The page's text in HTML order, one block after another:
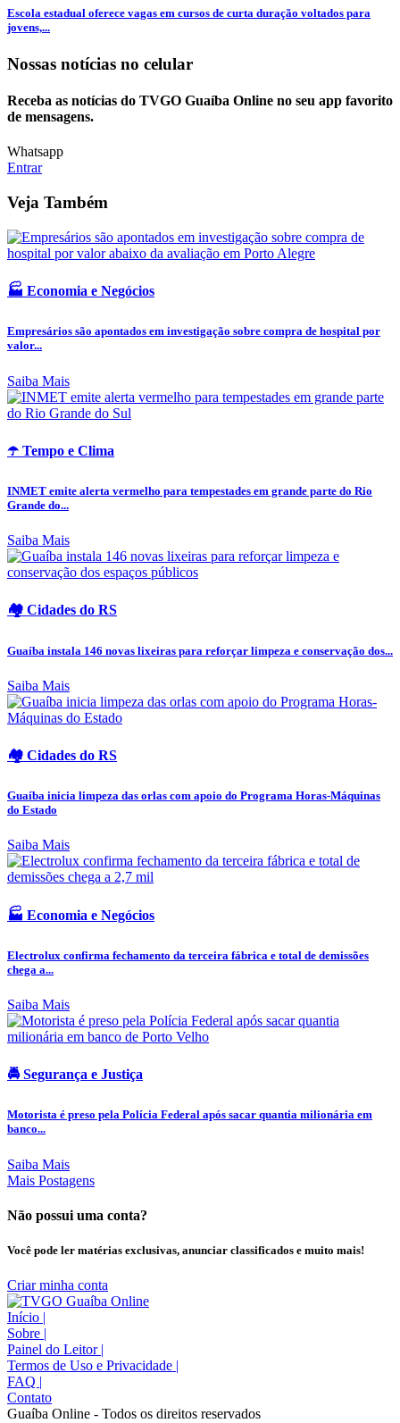
Escola estadual oferece vagas em cursos de curta duração voltados para
jovens,...
Nossas notícias no celular
Receba as notícias do TVGO Guaíba Online no seu app favorito
de mensagens.
Whatsapp
Entrar
Veja Também
🏭 Economia e Negócios
Empresários são apontados em investigação sobre compra de hospital por
valor...
Saiba Mais
☂️ Tempo e Clima
INMET emite alerta vermelho para tempestades em grande parte do Rio
Grande do...
Saiba Mais
🏘️ Cidades do RS
Guaíba instala 146 novas lixeiras para reforçar limpeza e conservação dos...
Saiba Mais
🏘️ Cidades do RS
Guaíba inicia limpeza das orlas com apoio do Programa Horas-Máquinas
do Estado
Saiba Mais
🏭 Economia e Negócios
Electrolux confirma fechamento da terceira fábrica e total de demissões
chega a...
Saiba Mais
🚔 Segurança e Justiça
Motorista é preso pela Polícia Federal após sacar quantia milionária em
banco...
Saiba Mais
Mais Postagens
Não possui uma conta?
Você pode ler matérias exclusivas, anunciar classificados e muito mais!
Criar minha conta
Início |
Sobre |
Painel do Leitor |
Termos de Uso e Privacidade |
FAQ |
Contato
Guaíba Online - Todos os direitos reservados